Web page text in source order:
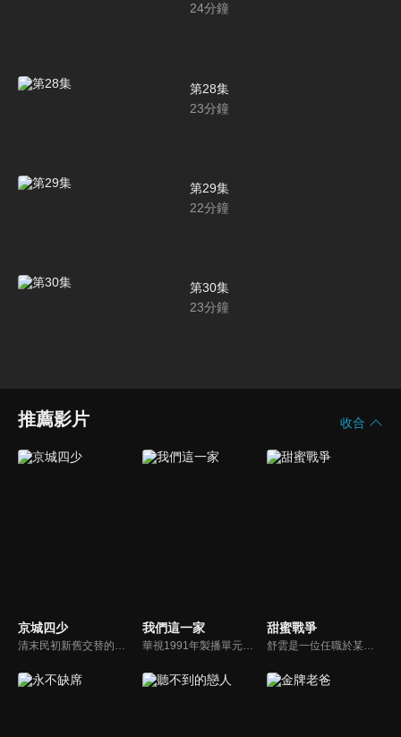
24分鐘
第28集
23分鐘
第29集
22分鐘
第30集
23分鐘
推薦影片 收合
京城四少 我們這一家
華視1991年製播單元劇。趙大剛王淑耐夫婦一家人充滿歡樂的生活趣事。
甜蜜戰爭
舒雲是一位任職於某市議員服務處的女性​​工作人員，古道熱腸的她在工作上常幫助民眾解決問題，她與她的工作夥伴，家中成員間常發生一些互動的趣事....